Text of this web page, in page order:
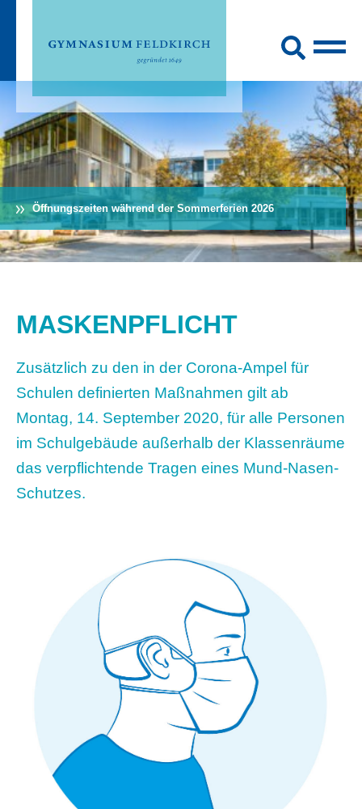
Öffnungszeiten während der Sommerferien 2026
MASKENPFLICHT
Zusätzlich zu den in der Corona-Ampel für
Schulen definierten Maßnahmen gilt ab
Montag, 14. September 2020, für alle Personen
im Schulgebäude außerhalb der Klassenräume
das verpflichtende Tragen eines Mund-Nasen-
Schutzes.